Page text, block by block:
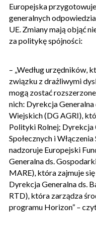
Europejska
generalnych
UE. Zmiany mają objąć
za politykę spójności:
– „Według urzędników,
związku z drażliwymi
mogą zostać
nich: Dyrekcja
Wiejskich (DG AGRI),
Polityki Rolnej; Dyrekcja
Społecznych i
nadzoruje Europejski
Generalna ds.
MARE), która zajmuje
Dyrekcja Generalna ds.
RTD), która zarządza
programu Horizon” –